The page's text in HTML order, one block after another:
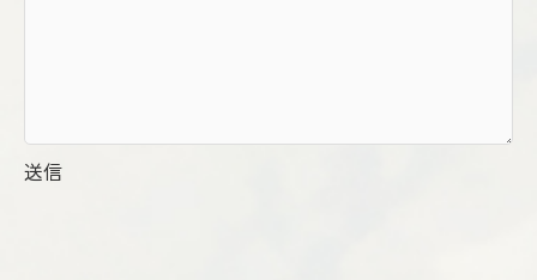
送信